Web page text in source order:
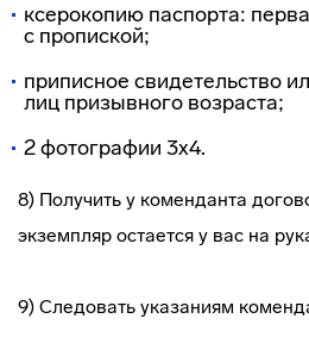
ксерокопию паспорта:
с пропиской;
приписное свидетельство
лиц призывного возраста;
2 фотографии 3х4.
8) Получить у коменданта
экземпляр остается у вас на
9) Следовать указаниям